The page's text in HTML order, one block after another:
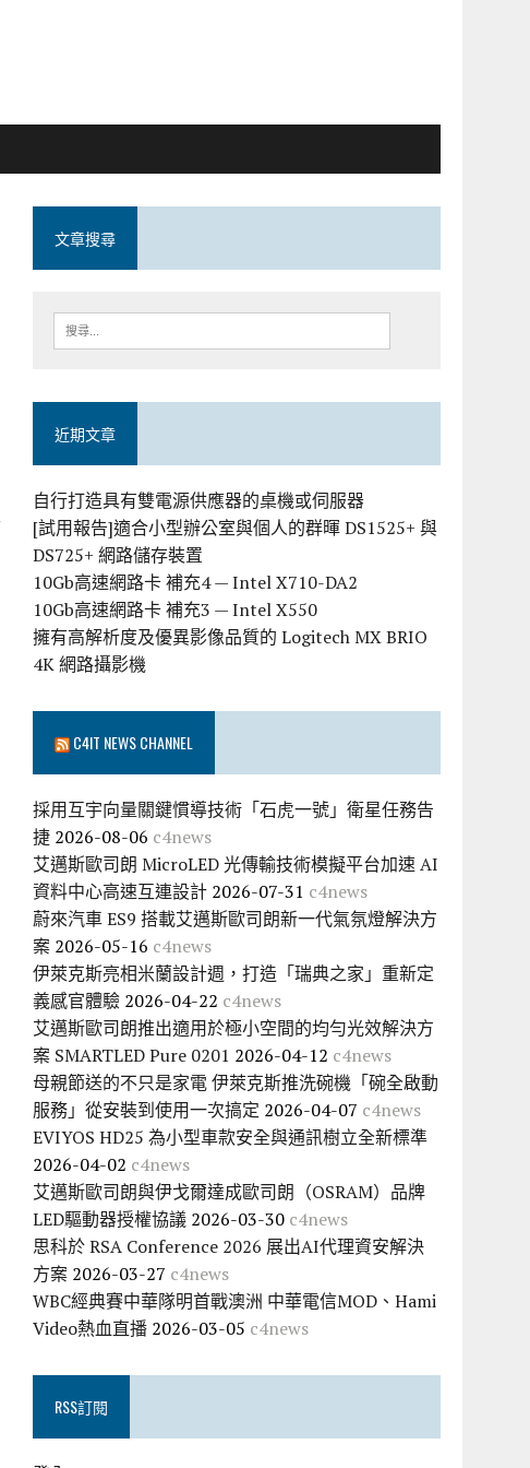
文章搜尋
近期文章
自行打造具有雙電源供應器的桌機或伺服器
[試用報告]適合小型辦公室與個人的群暉 DS1525+ 與
DS725+ 網路儲存裝置
10Gb高速網路卡 補充4 — Intel X710-DA2
10Gb高速網路卡 補充3 — Intel X550
擁有高解析度及優異影像品質的 Logitech MX BRIO
4K 網路攝影機
C4IT NEWS CHANNEL
採用互宇向量關鍵慣導技術「石虎一號」衛星任務告
捷 2026-08-06 c4news
艾邁斯歐司朗 MicroLED 光傳輸技術模擬平台加速 AI
資料中心高速互連設計 2026-07-31 c4news
蔚來汽車 ES9 搭載艾邁斯歐司朗新一代氣氛燈解決方
案 2026-05-16 c4news
伊萊克斯亮相米蘭設計週，打造「瑞典之家」重新定
義感官體驗 2026-04-22 c4news
艾邁斯歐司朗推出適用於極小空間的均勻光效解決方
案 SMARTLED Pure 0201 2026-04-12 c4news
母親節送的不只是家電 伊萊克斯推洗碗機「碗全啟動
服務」從安裝到使用一次搞定 2026-04-07 c4news
EVIYOS HD25 為小型車款安全與通訊樹立全新標準
2026-04-02 c4news
艾邁斯歐司朗與伊戈爾達成歐司朗（OSRAM）品牌
LED驅動器授權協議 2026-03-30 c4news
思科於 RSA Conference 2026 展出AI代理資安解決
方案 2026-03-27 c4news
WBC經典賽中華隊明首戰澳洲 中華電信MOD、Hami
Video熱血直播 2026-03-05 c4news
RSS訂閱